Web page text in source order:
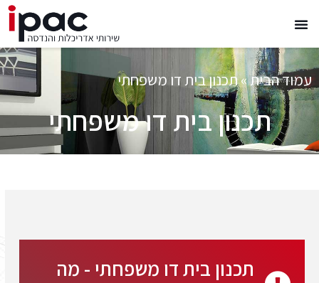
עמוד הבית»תכנון בית דו משפחתי
תכנון בית דו משפחתי
תכנון בית דו משפחתי - מה